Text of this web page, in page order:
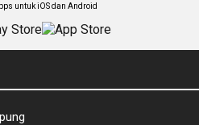
untuk iOS dan Android